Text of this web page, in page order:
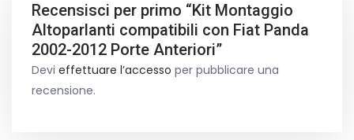
Recensisci per primo “Kit Montaggio
Altoparlanti compatibili con Fiat Panda
2002-2012 Porte Anteriori”
Devi effettuare l’accesso per pubblicare una
recensione.